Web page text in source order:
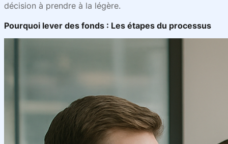
décision à prendre à la légère.
Pourquoi lever des fonds : Les étapes du processus